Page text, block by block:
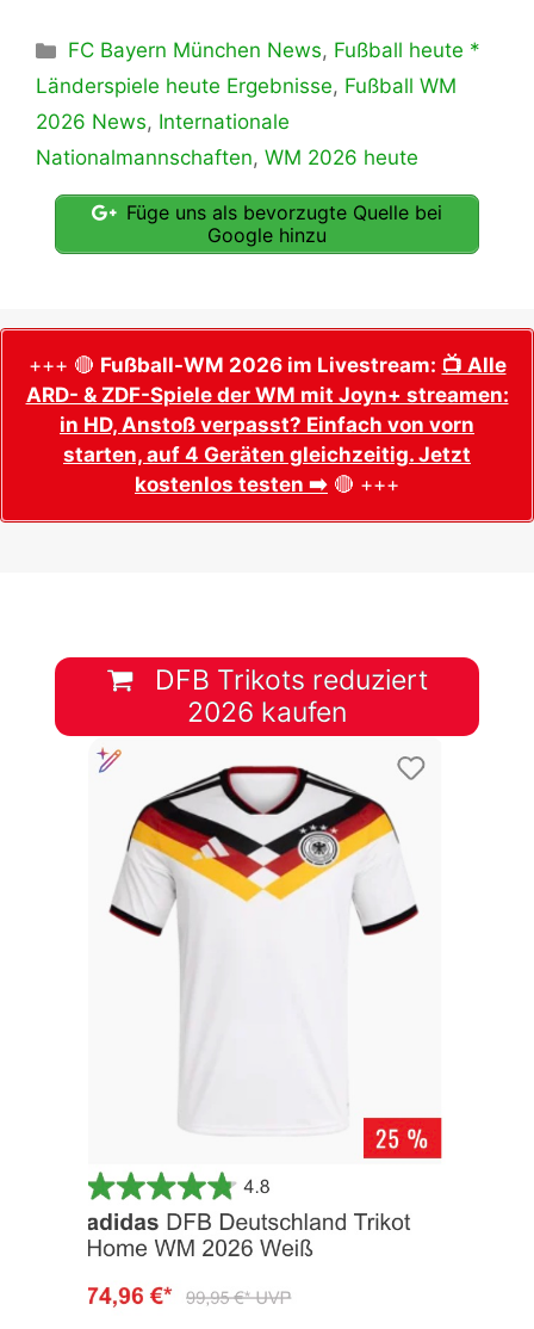
Kategorien
FC Bayern München News, Fußball heute *
Länderspiele heute Ergebnisse, Fußball WM
2026 News, Internationale
Nationalmannschaften, WM 2026 heute
Füge uns als bevorzugte Quelle bei
Google hinzu
+++ 🔴 Fußball-WM 2026 im Livestream: 📺 Alle
ARD- & ZDF-Spiele der WM mit Joyn+ streamen:
in HD, Anstoß verpasst? Einfach von vorn
starten, auf 4 Geräten gleichzeitig. Jetzt
kostenlos testen ➡️ 🔴 +++
DFB Trikots reduziert
2026 kaufen